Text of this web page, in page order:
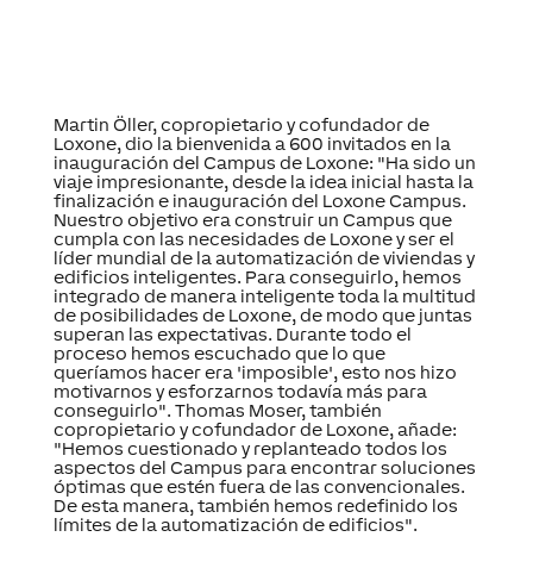
Martin Öller, copropietario y cofundador de
Loxone, dio la bienvenida a 600 invitados en la
inauguración del Campus de Loxone: "Ha sido un
viaje impresionante, desde la idea inicial hasta la
finalización e inauguración del Loxone Campus.
Nuestro objetivo era construir un Campus que
cumpla con las necesidades de Loxone y ser el
líder mundial de la automatización de viviendas y
edificios inteligentes. Para conseguirlo, hemos
integrado de manera inteligente toda la multitud
de posibilidades de Loxone, de modo que juntas
superan las expectativas. Durante todo el
proceso hemos escuchado que lo que
queríamos hacer era 'imposible', esto nos hizo
motivarnos y esforzarnos todavía más para
conseguirlo". Thomas Moser, también
copropietario y cofundador de Loxone, añade:
"Hemos cuestionado y replanteado todos los
aspectos del Campus para encontrar soluciones
óptimas que estén fuera de las convencionales.
De esta manera, también hemos redefinido los
límites de la automatización de edificios".